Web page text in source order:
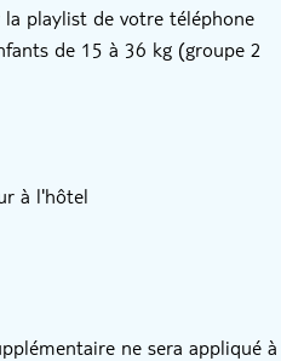
playlist de votre téléphone
de 15 à 36 kg (groupe 2
à l'hôtel
ne sera appliqué à